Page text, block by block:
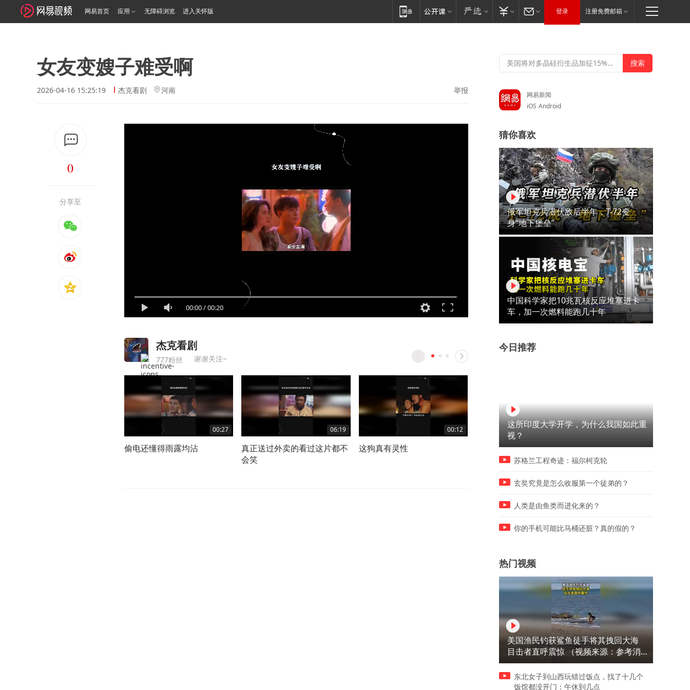
网易首页 应用 无障碍浏览 进入关怀版 登录 注册免费邮箱
女友变嫂子难受啊
2026-04-16 15:25:19 杰克看剧 河南 举报
0
分享至
00:00/00:20
杰克看剧
777粉丝 谢谢关注~
00:27
偷电还懂得雨露均沾
06:19
真正送过外卖的看过这片都不
会笑
00:12
这狗真有灵性
00:20
新来的秘书又中招了 这样还能救人
网易新闻
iOS Android
猜你喜欢
俄军坦克兵潜伏敌后半年，T-72变
身“地下堡垒”
中国科学家把10兆瓦核反应堆塞进卡
车，加一次燃料能跑几十年
今日推荐
这所印度大学开学，为什么我国如此重
视？
苏格兰工程奇迹：福尔柯克轮
玄奘究竟是怎么收服第一个徒弟的？
人类是由鱼类而进化来的？
你的手机可能比马桶还脏？真的假的？
热门视频
美国渔民钓获鲨鱼徒手将其拽回大海
目击者直呼震惊 （视频来源：参考消
息）
东北女子到山西玩错过饭点，找了十几个
饭馆都没开门：午休到几点